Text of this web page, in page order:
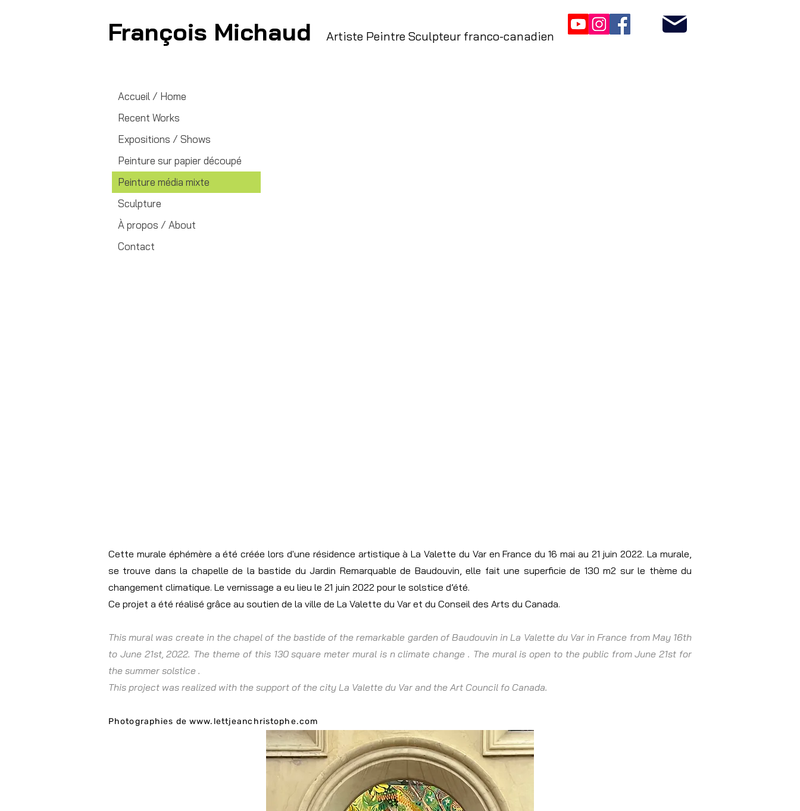
François Michaud Artiste Peintre Sculpteur franco-canadien
Cette murale éphémère a été créée lors d'une résidence artistique à La Valette du Var en France du 16 mai au 21 juin 2022. La murale,
se trouve dans la chapelle de la bastide du Jardin Remarquable de Baudouvin, elle fait une superficie de 130 m2 sur le thème du
changement climatique. Le vernissage a eu lieu le 21 juin 2022 pour le solstice d’été.
Ce projet a été réalisé grâce au soutien de la ville de La Valette du Var et du Conseil des Arts du Canada.
This mural was create in the chapel of the bastide of the remarkable garden of Baudouvin in La Valette du Var in France from May 16th
to June 21st, 2022. The theme of this 130 square meter mural is n climate change . The mural is open to the public from June 21st for
the summer solstice .
This project was realized with the support of the city La Valette du Var and the Art Council fo Canada.
Photographies de www.lettjeanchristophe.com
Accueil / Home
Recent Works
Expositions / Shows
Peinture sur papier découpé
Peinture média mixte
Sculpture
À propos / About
Contact